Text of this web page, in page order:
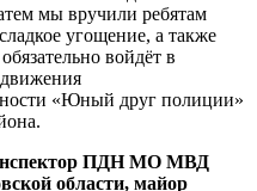
мы вручили ребятам
угощение, а также
войдёт в
«Юный друг полиции»
ПДН МО МВД
области, майор